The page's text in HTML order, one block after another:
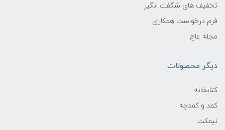
تخفیف های شگفت انگیز
فرم درخواست همکاری
مجله عاج
دیگر محصولات
کتابخانه
کمد و کمدچه
نیمکت